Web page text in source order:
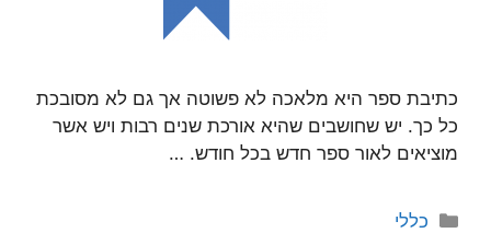
כתיבת ספר היא מלאכה לא פשוטה אך גם לא מסובכת
כל כך. יש שחושבים שהיא אורכת שנים רבות ויש אשר
מוציאים לאור ספר חדש בכל חודש. …
קטגוריות
כללי